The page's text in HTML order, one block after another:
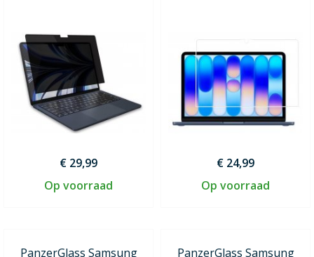
€ 29,99
Op voorraad
€ 24,99
Op voorraad
PanzerGlass Samsung PanzerGlass Samsung